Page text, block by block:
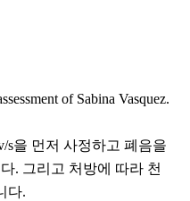
of Sabina Vasquez.
s을 먼저 사정하고 폐음을
. 그리고 처방에 따라 천
다.